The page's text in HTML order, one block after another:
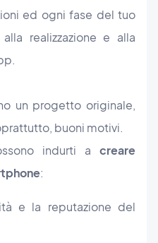
ed ogni fase del tuo
realizzazione e alla
un progetto originale,
buoni motivi.
indurti a creare
:
e la reputazione del